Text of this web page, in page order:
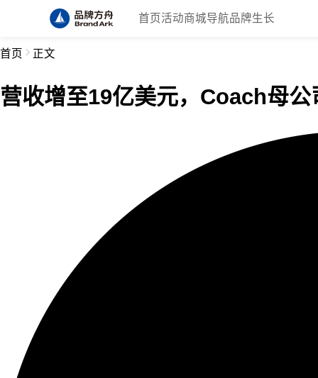
首页 活动商城导航品牌生长
首页 正文
营收增至19亿美元，Coach母